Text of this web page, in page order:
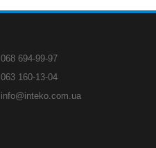
068 694-99-97
063 160-13-04
info@inteko.com.ua